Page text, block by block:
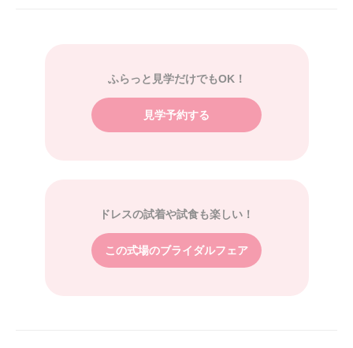
ふらっと見学だけでもOK！
見学予約する
ドレスの試着や試食も楽しい！
この式場のブライダルフェア